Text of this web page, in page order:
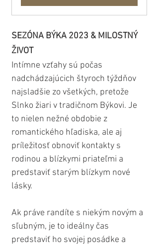
SEZÓNA BÝKA 2023 & MILOSTNÝ
ŽIVOT
Intímne vzťahy sú počas
nadchádzajúcich štyroch týždňov
najsladšie zo všetkých, pretože
Slnko žiari v tradičnom Býkovi. Je
to nielen nežné obdobie z
romantického hľadiska, ale aj
príležitosť obnoviť kontakty s
rodinou a blízkymi priateľmi a
predstaviť starým blízkym nové
lásky.
Ak práve randíte s niekým novým a
sľubným, je to ideálny čas
predstaviť ho svojej posádke a